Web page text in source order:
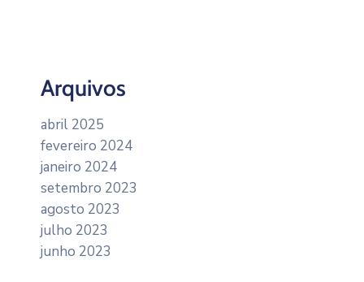
Arquivos
abril 2025
fevereiro 2024
janeiro 2024
setembro 2023
agosto 2023
julho 2023
junho 2023